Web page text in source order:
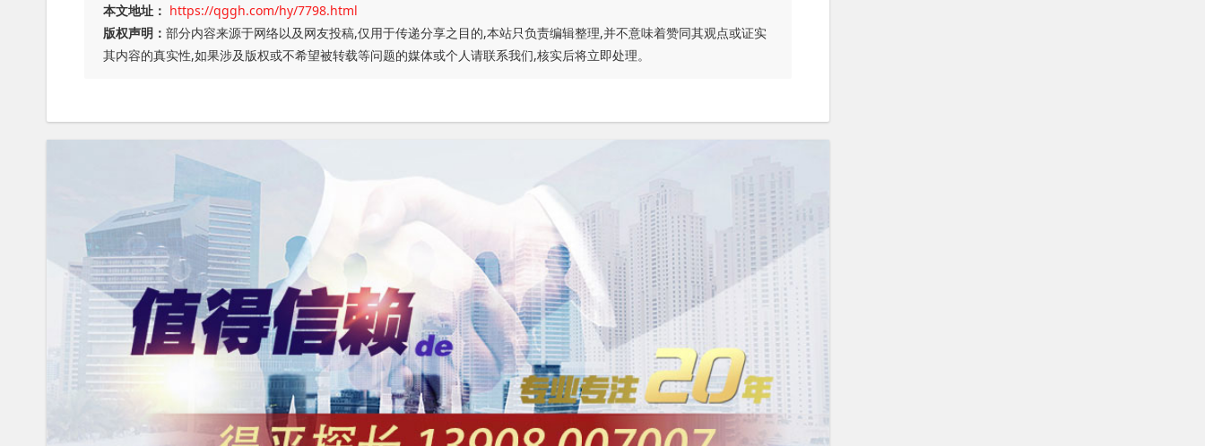
本文地址： https://qggh.com/hy/7798.html
版权声明： 部分内容来源于网络以及网友投稿,仅用于传递分享之目的,本站只负责编辑整理,并不意味着赞同其观点或证实
其内容的真实性,如果涉及版权或不希望被转载等问题的媒体或个人请联系我们,核实后将立即处理。